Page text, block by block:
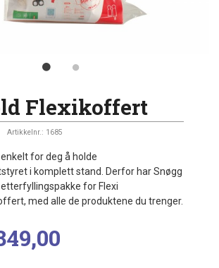
Flexikoffert
Artikkelnr.: 1685
for deg å holde
i komplett stand. Derfor har Snøgg
for Flexi
med alle de produktene du trenger.